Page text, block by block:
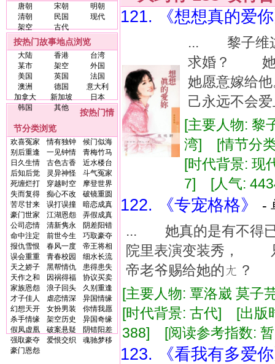
唐朝 宋朝
明朝
清朝
民国
现代
架空
古代
按热门故事地点浏览
大陆 香港
台湾
某市
架空
外国
美国
英国
法国
澳洲
德国
意大利
加拿大
新加坡
日本
韩国
其他
按热门情
节分类浏览
欢喜冤家 情有独钟
候门似海
别后重逢
一见钟情
青梅竹马
日久生情
古色古香
近水楼台
后知后觉
灵异神怪
斗气冤家
死缠烂打
穿越时空
摩登世界
失而复得
痴心不改
破镜重圆
苦尽甘来
误打误撞
暗恋成真
豪门世家
江湖恩怨
弄假成真
公司恋情
清新隽永
阴差阳错
命中注定
前世今生
巧取豪夺
报仇雪恨
春风一度
帝王将相
误会重重
青春校园
细水长流
天之娇子
黑帮情仇
患得患失
天作之和
因祸得福
协议买卖
家族恩怨
浪子回头
久别重逢
才子佳人
虐恋情深
异国情缘
幻想天开
女扮男装
你情我愿
杀手情缘
架空历史
异国奇缘
假凤虚凰
破案悬疑
阴错阳差
强取豪夺
爱恨交织
魂驰梦移
豪门恩怨
121. 《想想真的爱
... 黎子维这
求婚？ 她讨
她愿意嫁给
己永远不会
[主要人物: 黎
湾] [情节分
[时代背景:
7] [人气:
122. 《专宠格格》
-
... 她真的是有不得
院里表演变装秀，
帝老爷赐给她的ㄤ？
[主要人物: 覃洛崴 莫
[时代背景: 古代] [出
388] [阅读参考指数:
123. 《看我有多爱